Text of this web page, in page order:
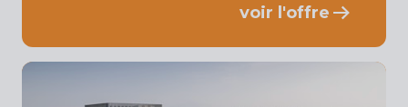
voir l'offre